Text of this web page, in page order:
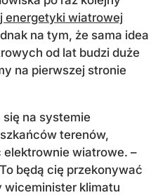
energetyki wiatrowej
na tym, że sama idea
od lat budzi duże
na pierwszej stronie
się na systemie
terenów,
elektrownie wiatrowe. –
będą cię przekonywać
wiceminister klimatu